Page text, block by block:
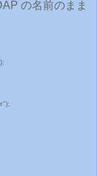
の名前のまま